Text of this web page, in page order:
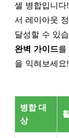
셀 병합입니
서 레이아웃
달성할 수 있
완벽 가이드를
을 익혀보세요!
병합 대
상